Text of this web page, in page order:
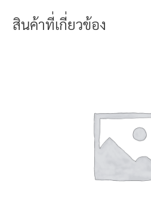
สินค้าที่เกี่ยวข้อง